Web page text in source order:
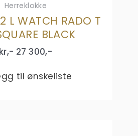
Herreklokke
L WATCH RADO T
BLACK
kr,- 27 300,-
til ønskeliste